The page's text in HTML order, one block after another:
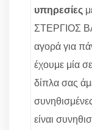
υπηρεσίες
ΣΤΕΡΓΙΟΣ
αγορά για
έχουμε μία
δίπλα σας
είναι